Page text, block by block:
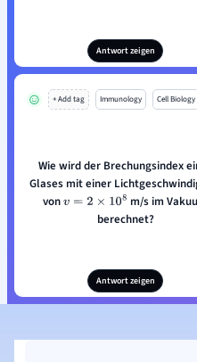
Antwort zeigen
+ Add tag Immunology Cell Biology
Wie wird der Brechungsindex
Glases mit einer
vonv=2×108
m/s im
berechnet?
Antwort zeigen